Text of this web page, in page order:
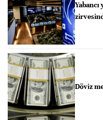
Yabancı
Döviz